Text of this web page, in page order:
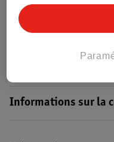
Nature Impact Score
Ce
Plus
Informations sur la